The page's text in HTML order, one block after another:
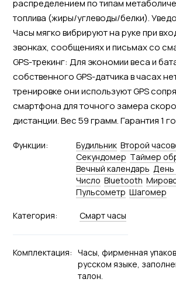
распределением по типам
топлива (жиры/углеводы/белки).
Часы мягко вибрируют на руке при
звонках, сообщениях и письмах со
GPS-трекинг: Для экономии веса и
собственного GPS-датчика в часах
тренировке они используют GPS
смартфона для точного замера
дистанции. Вес 59 грамм. Гарантия 1
Функции: Будильник Второй
Секундомер Tаймер
Вечный календарь День
Число Bluetooth
Пульсометр Шагомер
Категория: Смарт часы
Комплектация: Часы, фирменная
русском языке,
талон.